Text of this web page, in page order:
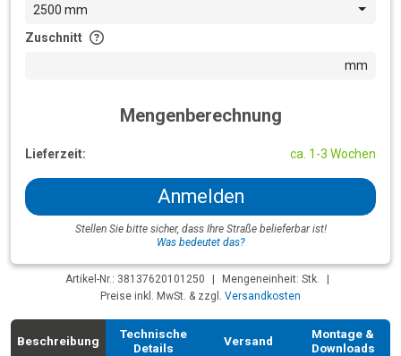
2500 mm
Zuschnitt
mm
Mengenberechnung
Lieferzeit: ca. 1-3 Wochen
Anmelden
Stellen Sie bitte sicher, dass Ihre Straße belieferbar ist!
Was bedeutet das?
Artikel-Nr.: 38137620101250 Mengeneinheit: Stk.
Preise inkl. MwSt. & zzgl. Versandkosten
Beschreibung
Technische
Details
Versand
Montage &
Downloads